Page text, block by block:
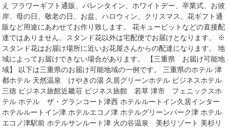
え フラワーギフト通販、バレンタイン、ホワイトデー、卒業式、お彼
岸、母の日、敬老の日、お盆、ハロウィン、クリスマス、花ギフト通
販など用途にあわせてお作り致します。 花キューピットなどの直接配
達ではありません。スタンド花以外は宅配便でお届けとなります。 ※
スタンド花はお届け場所に近いお花屋さんからの配達になります。 地
域によってお届けできない場合があります。 【三重県 お届け可能地
域】 以下は三重県のお届け可能地域の一例です。 三重県のホテル 津
都ホテル 天然温泉 けやきの湯 久居グリーンホテル ビジネスホテル
三徳 ビジネス旅館近畿荘 ビジネス旅館 若草 津市 フェニックスホ
テル ホテル ザ・グランコート津西 ホテルルートイン久居インター
ホテルルートイン津 ホテルエコノ津 ホテルグリーンパーク津 ホテル
エコノ津駅前 ホテルサンルート津 火の谷温泉 美杉リゾート 美杉リ